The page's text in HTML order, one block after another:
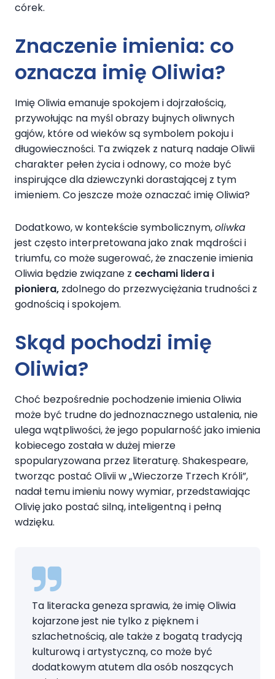
córek.
Znaczenie imienia: co
oznacza imię Oliwia?
Imię Oliwia emanuje spokojem i dojrzałością,
przywołując na myśl obrazy bujnych oliwnych
gajów, które od wieków są symbolem pokoju i
długowieczności. Ta związek z naturą nadaje Oliwii
charakter pełen życia i odnowy, co może być
inspirujące dla dziewczynki dorastającej z tym
imieniem. Co jeszcze może oznaczać imię Oliwia?
Dodatkowo, w kontekście symbolicznym,oliwka
jest często interpretowana jako znak mądrości i
triumfu, co może sugerować, że znaczenie imienia
Oliwia będzie związane z cechami lidera i
pioniera, zdolnego do przezwyciężania trudności z
godnością i spokojem.
Skąd pochodzi imię
Oliwia?
Choć bezpośrednie pochodzenie imienia Oliwia
może być trudne do jednoznacznego ustalenia, nie
ulega wątpliwości, że jego popularność jako imienia
kobiecego została w dużej mierze
spopularyzowana przez literaturę. Shakespeare,
tworząc postać Olivii w „Wieczorze Trzech Króli”,
nadał temu imieniu nowy wymiar, przedstawiając
Olivię jako postać silną, inteligentną i pełną
wdzięku.
Ta literacka geneza sprawia, że imię Oliwia
kojarzone jest nie tylko z pięknem i
szlachetnością, ale także z bogatą tradycją
kulturową i artystyczną, co może być
dodatkowym atutem dla osób noszących